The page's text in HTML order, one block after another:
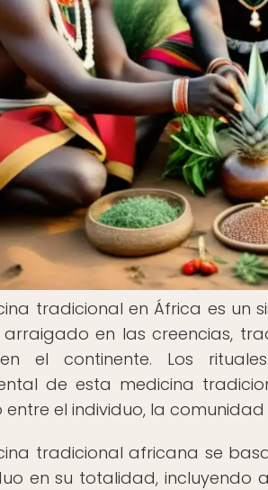
tradicional en África es un
arraigado en las creencias,
el continente. Los
de esta medicina
entre el individuo, la
tradicional africana se
en su totalidad, incluyendo